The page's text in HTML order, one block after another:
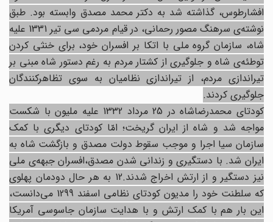
افشارطوس، گذاشته شد به دکتر محمد مصدق وابسته بود. طبق
نوشته‌ی سرهنگ مصور رحمانی، در قیام مردمی سی تیر 1331 علیه
شاه، سازمان گروه ملی با اتکا بر افسران خود، برای خنثی کردن
توطئه‌ی شاه و جلوگیری از کشتار مردم به رغم دستور شاه مبنی بر
تیراندازی مردم، از تیراندازی نظامیان به سوی تظاهرکنندگان
جلوگیری کردند.
کودتای محمدرضاشاه در 25 مرداد 1332 علیه ملیون با شکست
مواجه شد و شاه از ایران گریخت؛ امّا کودتای دیگری با کمک
سازمان سیا اجرا و موجب سقوط دولت مصدق و بازگشت شاه به
ایران شد. با دستگیری و زندانی شدن مصدق،افسران جبهه‌ی ملی
نیز دستگیر و از ارتش اخراج شدند.12 به هر حال دودمان پهلوی
که سلطنت خود را مدیون کودتای نظامی اسفند 1299 می‌دانست،
این بار هم با کمک ارتش و با هدایت سازمان جاسوسی آمریکا